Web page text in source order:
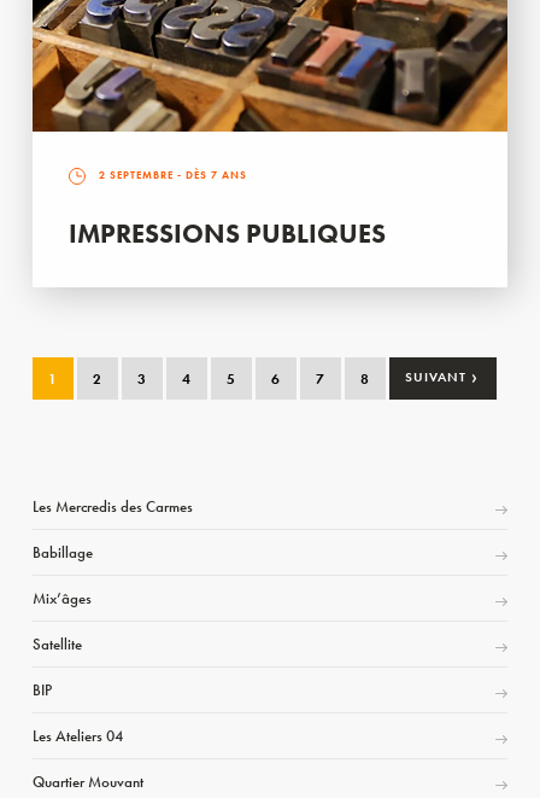
2 SEPTEMBRE - DÈS 7 ANS
IMPRESSIONS PUBLIQUES
1 2 3 4 5 6 7 8 SUIVANT ›
Les Mercredis des Carmes
Babillage
Mix’âges
Satellite
BIP
Les Ateliers 04
Quartier Mouvant